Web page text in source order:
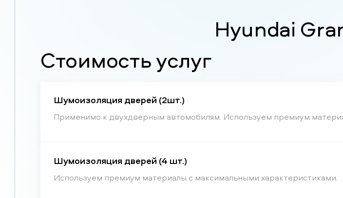
Hyundai
Стоимость услуг
Шумоизоляция дверей (2шт.)
Применимо к двухдверным автомобилям. Используем премиум
Шумоизоляция дверей (4 шт.)
Используем премиум материалы с максимальными характеристиками.